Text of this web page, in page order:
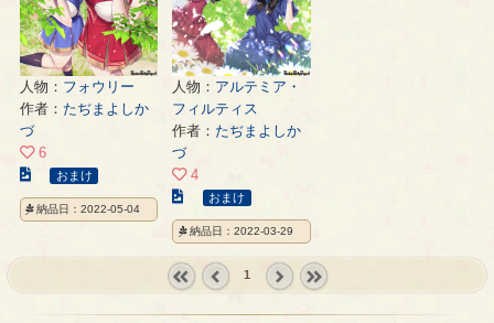
人物： フォウリー
作者： たぢまよしか
づ
6
こ
の
イ
おまけ
納品日：2022-05-04
人物： アルテミア・
フィルティス
作者： たぢまよしか
づ
4
こ
の
イ
ラ
ス
おまけ
納品日：2022-03-29
1